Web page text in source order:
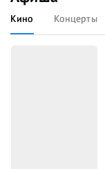
Кино Концерты